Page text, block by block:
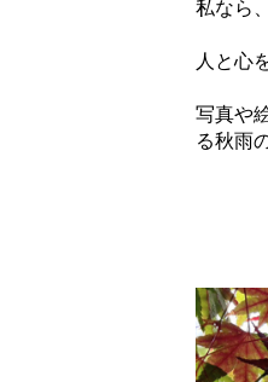
私なら
人と心
写真や
る秋雨